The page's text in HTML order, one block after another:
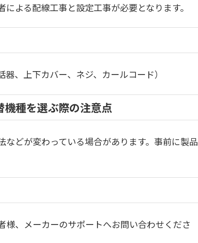
よる配線工事と設定工事が必要となります。
、上下カバー、ネジ、カールコード）
種を選ぶ際の注意点
どが変わっている場合があります。事前に製品
、メーカーのサポートへお問い合わせくださ